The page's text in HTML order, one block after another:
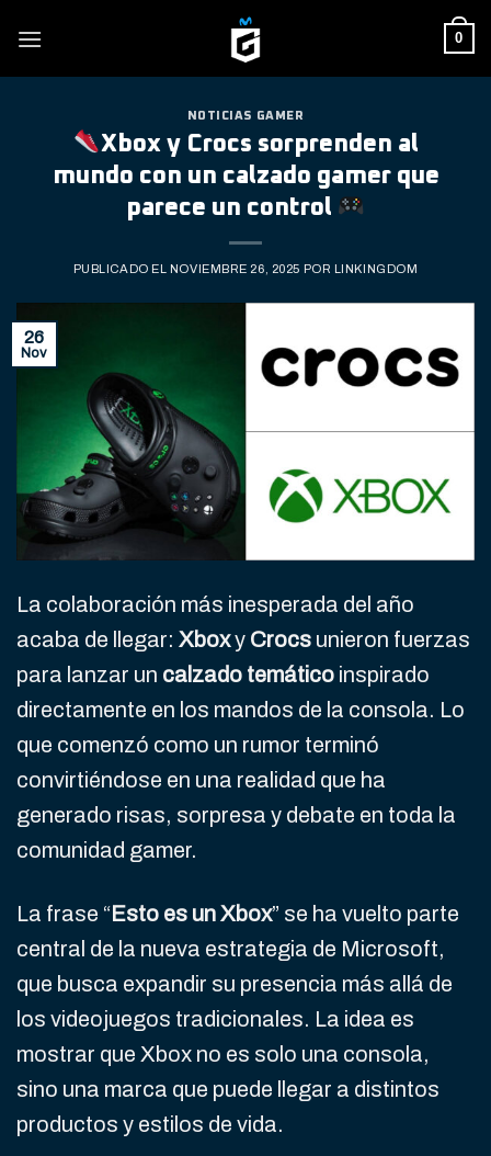
0
NOTICIAS GAMER
Xbox y Crocs sorprenden al
mundo con un calzado gamer que
parece un control
PUBLICADO EL NOVIEMBRE 26, 2025 POR LINKINGDOM
26
Nov
La colaboración más inesperada del año
acaba de llegar: Xboxy Crocs unieron fuerzas
para lanzar un calzado temático inspirado
directamente en los mandos de la consola. Lo
que comenzó como un rumor terminó
convirtiéndose en una realidad que ha
generado risas, sorpresa y debate en toda la
comunidad gamer.
La frase “Esto es un Xbox” se ha vuelto parte
central de la nueva estrategia de Microsoft,
que busca expandir su presencia más allá de
los videojuegos tradicionales. La idea es
mostrar que Xbox no es solo una consola,
sino una marca que puede llegar a distintos
productos y estilos de vida.